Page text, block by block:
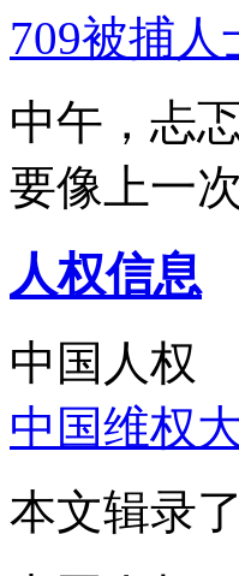
709被捕
中午，忐
要像上一
人权信息
中国人权
中国维权
本文辑录